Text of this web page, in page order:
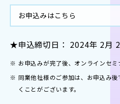
お申込みはこちら
★申込締切日： 2024年 2月
お申込みが完了後、オンラインセミ
同業他社様のご参加は、お申込み
くことがございます。